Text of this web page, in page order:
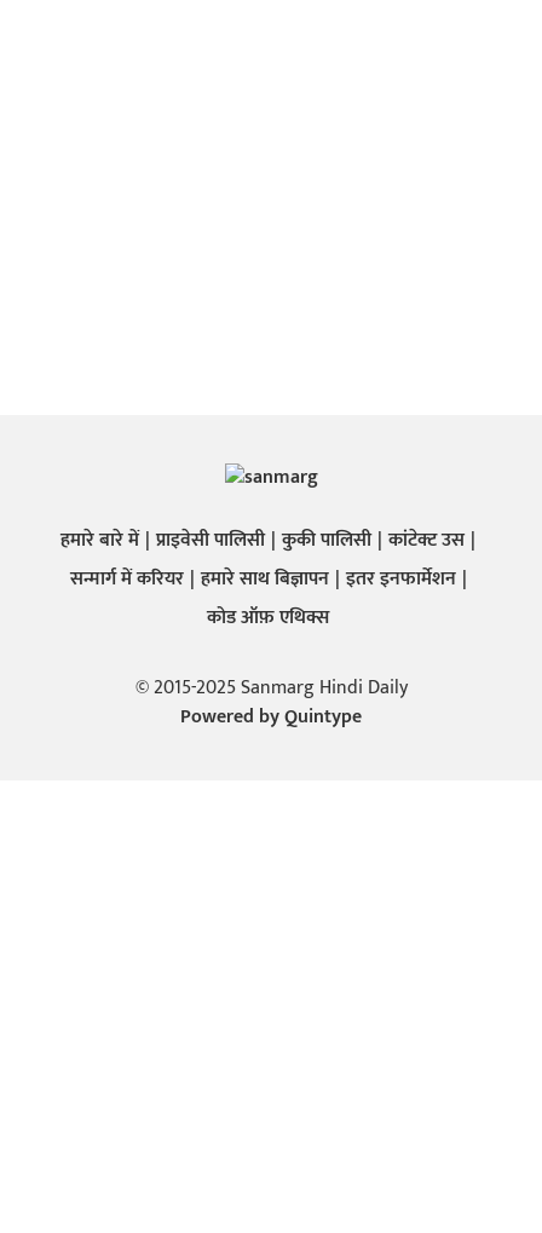
हमारे बारे में प्राइवेसी पालिसी कुकी पालिसी कांटेक्ट उस
सन्मार्ग में करियर हमारे साथ बिज्ञापन इतर इनफार्मेशन
कोड ऑफ़ एथिक्स
© 2015-2025 Sanmarg Hindi Daily
Powered byQuintype